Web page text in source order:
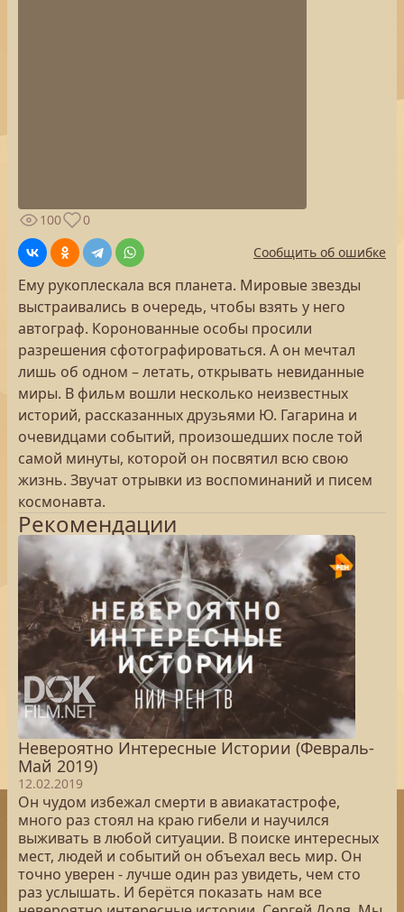
100
0
Сообщить об ошибке
Ему рукоплескала вся планета. Мировые звезды
выстраивались в очередь, чтобы взять у него
автограф. Коронованные особы просили
разрешения сфотографироваться. А он мечтал
лишь об одном – летать, открывать невиданные
миры. В фильм вошли несколько неизвестных
историй, рассказанных друзьями Ю. Гагарина и
очевидцами событий, произошедших после той
самой минуты, которой он посвятил всю свою
жизнь. Звучат отрывки из воспоминаний и писем
космонавта.
Рекомендации
Невероятно Интересные Истории (Февраль-
Май 2019)
12.02.2019
Он чудом избежал смерти в авиакатастрофе,
много раз стоял на краю гибели и научился
выживать в любой ситуации. В поиске интересных
мест, людей и событий он объехал весь мир. Он
точно уверен - лучше один раз увидеть, чем сто
раз услышать. И берётся показать нам все